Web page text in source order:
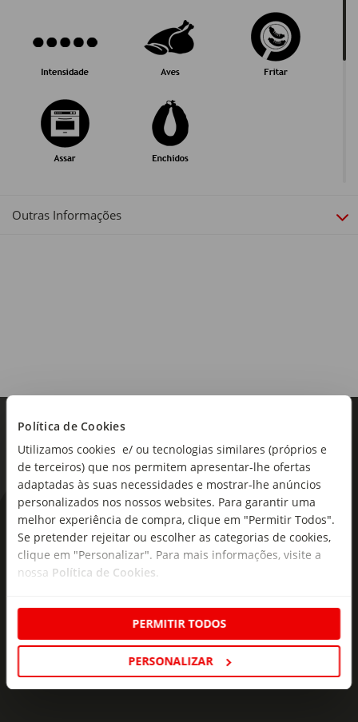
Política de Cookies
Utilizamos cookies e/ ou tecnologias similares (próprios e
de terceiros) que nos permitem apresentar-lhe ofertas
adaptadas às suas necessidades e mostrar-lhe anúncios
personalizados nos nossos websites. Para garantir uma
melhor experiência de compra, clique em "Permitir Todos".
Se pretender rejeitar ou escolher as categorias de cookies,
clique em "Personalizar". Para mais informações, visite a
nossa Política de Cookies
PERMITIR TODOS
PERSONALIZAR
Vinho Tinto
Outras Informações
As novidades mais frescas no
seu e-mail!
Subscreva e descubra campanhas exclusivas,
mail
Subscrever